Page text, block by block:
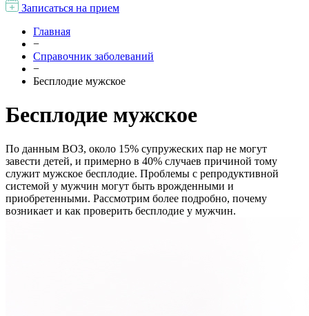
Записаться на прием
Главная
−
Справочник заболеваний
−
Бесплодие мужское
Бесплодие мужское
По данным ВОЗ, около 15% супружеских пар не могут
завести детей, и примерно в 40% случаев причиной тому
служит мужское бесплодие. Проблемы с репродуктивной
системой у мужчин могут быть врожденными и
приобретенными. Рассмотрим более подробно, почему
возникает и как проверить бесплодие у мужчин.